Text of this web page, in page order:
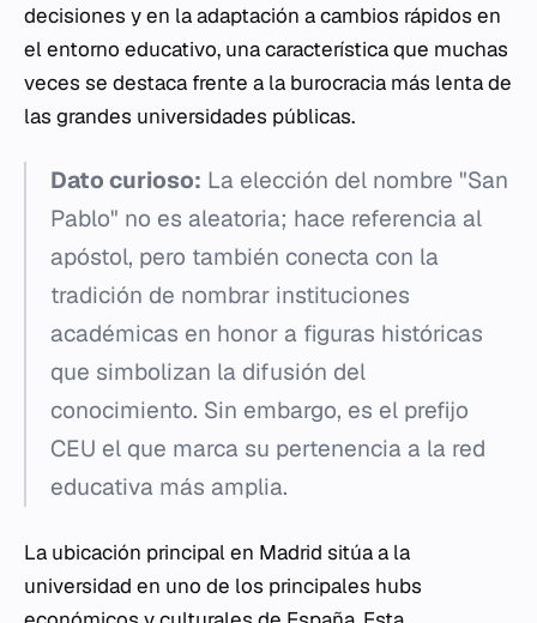
decisiones y en la adaptación a cambios rápidos en
el entorno educativo, una característica que muchas
veces se destaca frente a la burocracia más lenta de
las grandes universidades públicas.
Dato curioso: La elección del nombre "San
Pablo" no es aleatoria; hace referencia al
apóstol, pero también conecta con la
tradición de nombrar instituciones
académicas en honor a figuras históricas
que simbolizan la difusión del
conocimiento. Sin embargo, es el prefijo
CEU el que marca su pertenencia a la red
educativa más amplia.
La ubicación principal en Madrid sitúa a la
universidad en uno de los principales hubs